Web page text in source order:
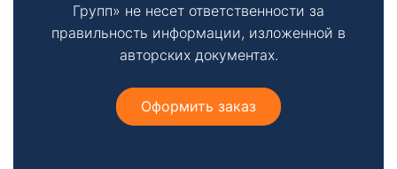
Групп» не несет ответственности за
правильность информации, изложенной в
авторских документах.
Оформить заказ